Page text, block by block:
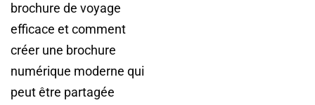
brochure de voyage
efficace et comment
créer une brochure
numérique moderne qui
peut être partagée